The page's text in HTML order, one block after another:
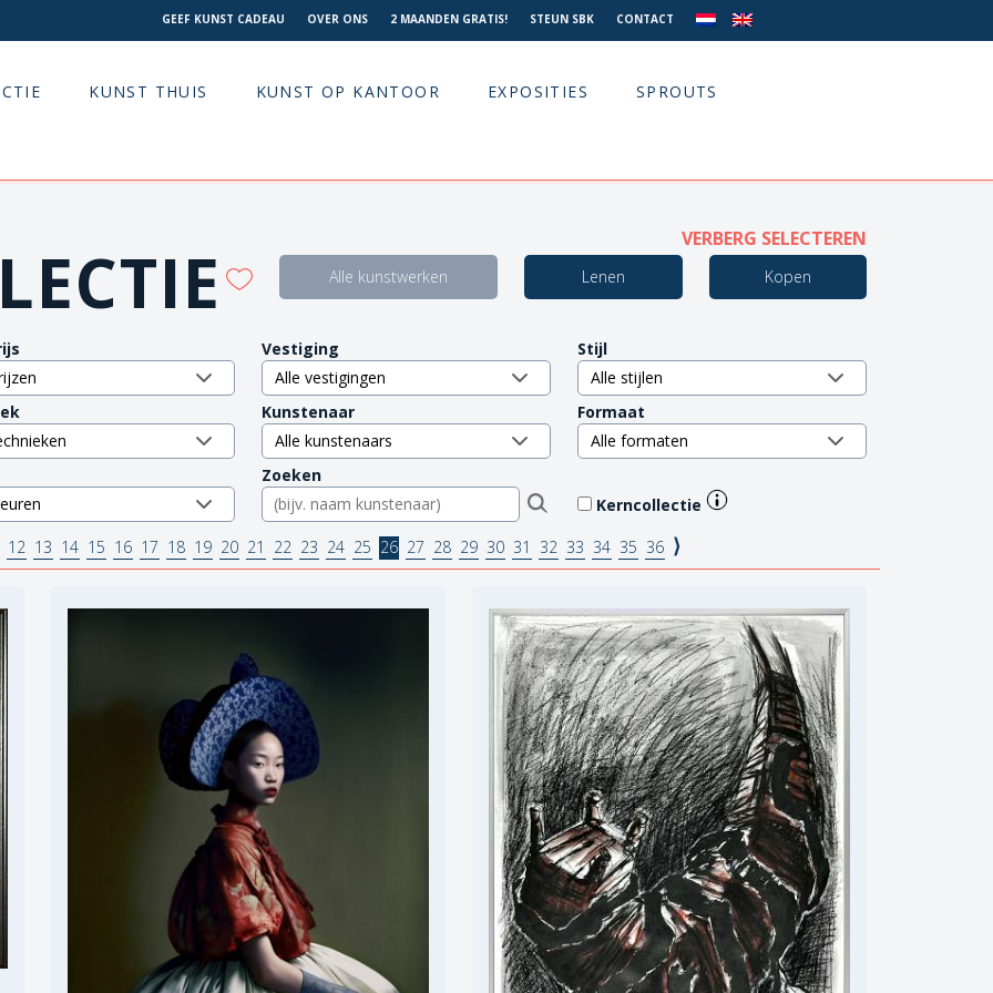
GEEF KUNST CADEAU OVER ONS 2 MAANDEN GRATIS! STEUN SBK CONTACT
KUNST THUIS KUNST OP KANTOOR EXPOSITIES SPROUTS
VERBERG SELECTEREN
Alle kunstwerken Lenen Kopen
Vestiging Stijl
Kunstenaar Formaat
Zoeken
Kerncollectie
12 13 14 15 16 17 18 19 20 21 22 23 24 25 26 27 28 29 30 31 32 33 34 35 36 ⟩